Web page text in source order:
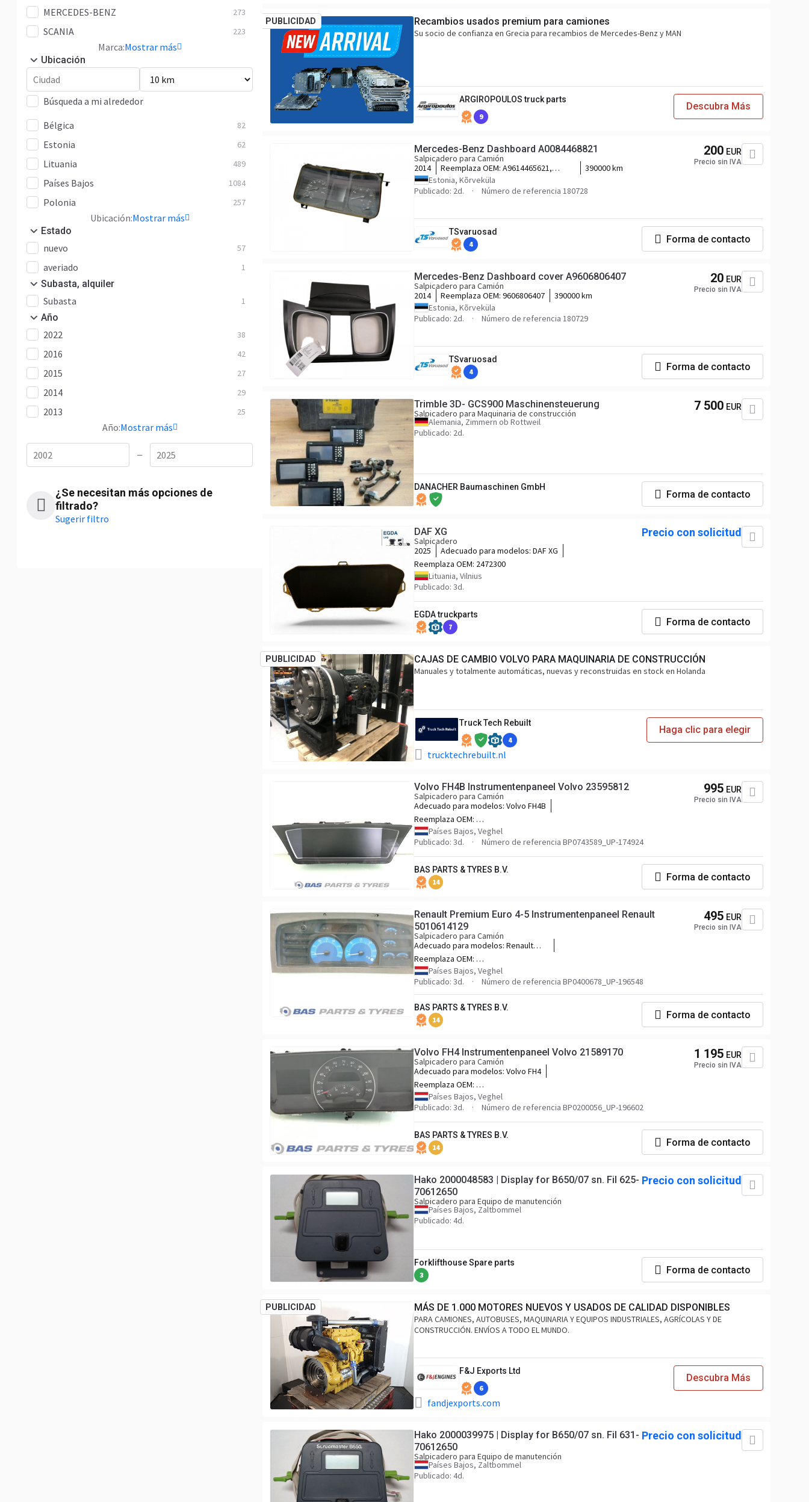
MERCEDES-BENZ 273
SCANIA 223
Marca:Mostrar más
Ubicación
Búsqueda a mi alrededor
Bélgica
82
Estonia 62
Lituania 489
Países Bajos 1084
Polonia 257
Ubicación:Mostrar más
Estado
nuevo 57
averiado 1
Subasta, alquiler
Subasta 1
Año
2022 38
2016 42
2015 27
2014 29
2013 25
Año:Mostrar más
—
¿Se necesitan más opciones de
filtrado?
Sugerir filtro
PUBLICIDAD Recambios usados premium para camiones
Su socio de confianza en Grecia para recambios de Mercedes-Benz y MAN
ARGIROPOULOS truck parts
9
Descubra Más
Mercedes-Benz Dashboard A0084468821
Salpicadero para Camión
2014
Reemplaza OEM: A9614465621,
A9614467821, A0114469321
390000 km
Estonia, Kõrveküla
Publicado: 2d.
Número de referencia 180728
200 EUR
Precio sin IVA
TSvaruosad
4 Forma de contacto
Mercedes-Benz Dashboard cover A9606806407
Salpicadero para Camión
2014
Reemplaza OEM: 9606806407
390000 km
Estonia, Kõrveküla
Publicado: 2d.
Número de referencia 180729
20 EUR
Precio sin IVA
TSvaruosad
4 Forma de contacto
Trimble 3D- GCS900 Maschinensteuerung
Salpicadero para Maquinaria de construcción
Alemania, Zimmern ob Rottweil
Publicado: 2d.
7 500 EUR
DANACHER Baumaschinen GmbH
Forma de contacto
DAF XG
Salpicadero
2025
Adecuado para modelos: DAF XG
Reemplaza OEM: 2472300
Lituania, Vilnius
Publicado: 3d.
Precio con solicitud
EGDA truckparts
7 Forma de contacto
PUBLICIDAD CAJAS DE CAMBIO VOLVO PARA MAQUINARIA DE CONSTRUCCIÓN
Manuales y totalmente automáticas, nuevas y reconstruidas en stock en Holanda
Truck Tech Rebuilt
4
trucktechrebuilt.nl
Haga clic para elegir
Volvo FH4B Instrumentenpaneel Volvo 23595812
Salpicadero para Camión
Adecuado para modelos: Volvo FH4B
Reemplaza OEM:
23595812,24617901,85031487,85037487
Países Bajos, Veghel
Publicado: 3d.
Número de referencia BP0743589_UP-174924
995 EUR
Precio sin IVA
BAS PARTS & TYRES B.V.
14 Forma de contacto
Renault Premium Euro 4-5 Instrumentenpaneel Renault
5010614129
Salpicadero para Camión
Adecuado para modelos: Renault
Premium Euro 4-5
Reemplaza OEM:
5010614129,76487085_RVI,RVI5010614129,76487085_RVIUP
Países Bajos, Veghel
Publicado: 3d.
Número de referencia BP0400678_UP-196548
495 EUR
Precio sin IVA
BAS PARTS & TYRES B.V.
14 Forma de contacto
Volvo FH4 Instrumentenpaneel Volvo 21589170
Salpicadero para Camión
Adecuado para modelos: Volvo FH4
Reemplaza OEM:
21589170,21982568,22038170,22222030
Países Bajos, Veghel
Publicado: 3d.
Número de referencia BP0200056_UP-196602
1 195 EUR
Precio sin IVA
BAS PARTS & TYRES B.V.
14 Forma de contacto
Hako 2000048583 | Display for B650/07 sn. Fil 625-
70612650
Salpicadero para Equipo de manutención
Países Bajos, Zaltbommel
Publicado: 4d.
Precio con solicitud
Forklifthouse Spare parts
3 Forma de contacto
PUBLICIDAD MÁS DE 1.000 MOTORES NUEVOS Y USADOS DE CALIDAD DISPONIBLES
PARA CAMIONES, AUTOBUSES, MAQUINARIA Y EQUIPOS INDUSTRIALES, AGRÍCOLAS Y DE
CONSTRUCCIÓN. ENVÍOS A TODO EL MUNDO.
F&J Exports Ltd
6
fandjexports.com
Descubra Más
Hako 2000039975 | Display for B650/07 sn. Fil 631-
70612650
Salpicadero para Equipo de manutención
Países Bajos, Zaltbommel
Publicado: 4d.
Precio con solicitud